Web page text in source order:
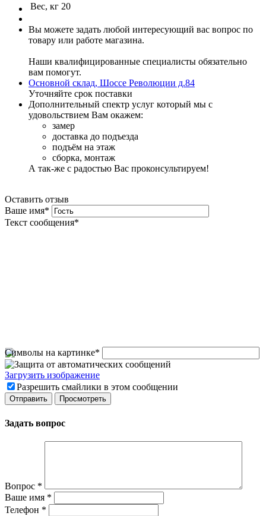
Вес, кг 20
Вы можете задать любой интересующий вас вопрос по
товару или работе магазина.
Наши квалифицированные специалисты обязательно
вам помогут.
Основной склад, Шоссе Революции д.84
Уточняйте срок поставки
Дополнительный спектр услуг который мы с
удовольствием Вам окажем:
замер
доставка до подъезда
подъём на этаж
сборка, монтаж
А так-же с радостью Вас проконсультируем!
Оставить отзыв
Ваше имя*
Текст сообщения*
Символы на картинке*
Загрузить изображение
Разрешить смайлики в этом сообщении
Задать вопрос
Вопрос *
Ваше имя *
Телефон *